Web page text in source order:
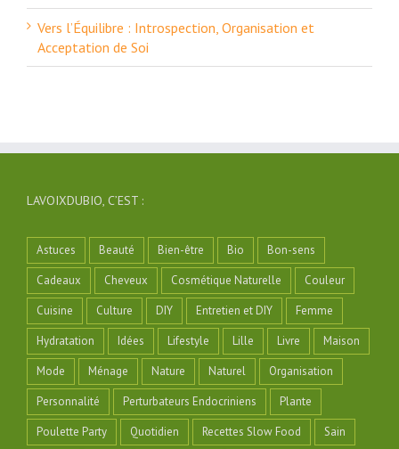
Vers l’Équilibre : Introspection, Organisation et
Acceptation de Soi
LAVOIXDUBIO, C’EST :
Astuces Beauté Bien-être Bio
Bon-sens
Cadeaux
Cheveux Cosmétique Naturelle
Couleur
Cuisine
Culture DIY Entretien et DIY
Femme
Hydratation
Idées Lifestyle Lille Livre
Maison
Mode
Ménage Nature Naturel
Organisation
Personnalité
Perturbateurs Endocriniens
Plante
Poulette Party
Quotidien Recettes Slow Food
Sain